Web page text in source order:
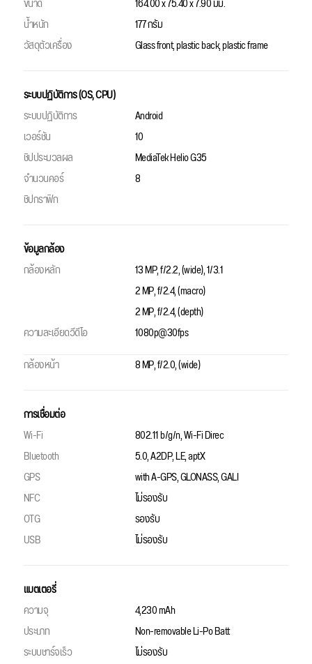
น้ำหนัก
177 กรัม
วัสดุตัวเครื่อง
Glass front, plastic back, plastic frame
ระบบปฏิบัติการ (OS, CPU)
ระบบปฏิบัติการ
Android
เวอร์ชัน
10
ชิปประมวลผล
MediaTek Helio G35
จำนวนคอร์
8
ชิปกราฟิก
ข้อมูลกล้อง
กล้องหลัก
13 MP, f/2.2, (wide), 1/3.1
2 MP, f/2.4, (macro)
2 MP, f/2.4, (depth)
ความละเอียดวีดีโอ
1080p@30fps
กล้องหน้า
8 MP, f/2.0, (wide)
การเชื่อมต่อ
Wi-Fi
802.11 b/g/n, Wi-Fi Direc
Bluetooth
5.0, A2DP, LE, aptX
GPS
with A-GPS, GLONASS, GALI
NFC
ไม่รองรับ
OTG
รองรับ
USB
ไม่รองรับ
แบตเตอรี่
ความจุ
4,230 mAh
ประเภท
Non-removable Li-Po Batt
ระบบชาร์จเร็ว
ไม่รองรับ